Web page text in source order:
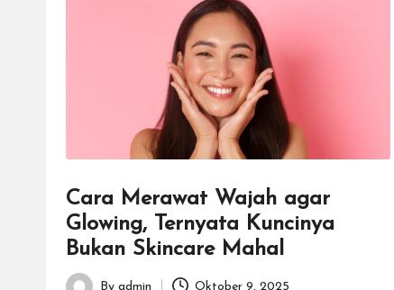
Cara Merawat Wajah agar
Glowing, Ternyata Kuncinya
Bukan Skincare Mahal
By admin Oktober 9, 2025